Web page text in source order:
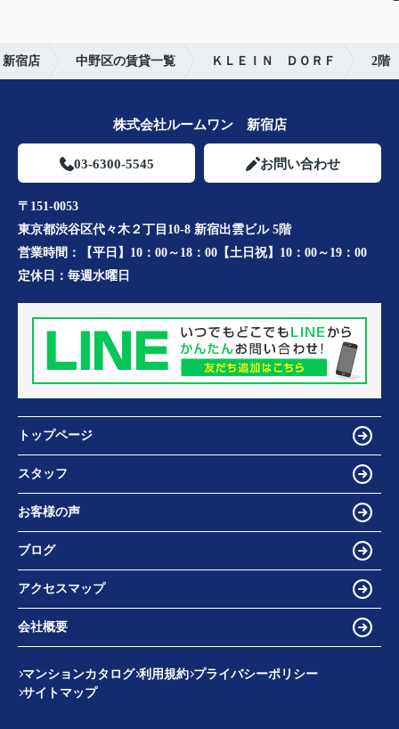
宿店 中野区の賃貸一覧 ＫＬＥＩＮ ＤＯＲＦ 2階
株式会社ルームワン 新宿店
03-6300-5545 お問い合わせ
〒151-0053
東京都渋谷区代々木２丁目10-8 新宿出雲ビル 5階
営業時間：
【平日】10：00～18：00【土日祝】10：00～19：00
定休日： 毎週水曜日
トップページ
スタッフ
お客様の声
ブログ
アクセスマップ
会社概要
マンションカタログ 利用規約 プライバシーポリシー
サイトマップ